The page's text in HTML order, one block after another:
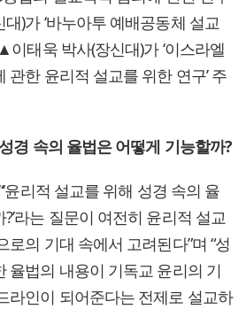
)가 ‘바누아투 예배공동체 설교
이태욱 박사(장신대)가 ‘이스라엘
관한 윤리적 설교를 위한 연구’ 주
경 속의 율법은 어떻게 기능할까?
윤리적 설교를 위해 성경 속의 율
라는 질문이 여전히 윤리적 설교
로의 기대 속에서 고려된다”며 “성
율법의 내용이 기독교 윤리의 기
라인이 되어준다는 전제로 설교하